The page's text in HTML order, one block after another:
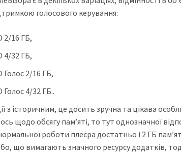
голосового керування:
2/16 ГБ,
4/32 ГБ,
Голос 2/16 ГБ,
Голос 4/32 ГБ..
з історичним, це досить зручна та цікава
щодо обсягу пам’яті, то тут однозначної
роботи плеєра достатньо і 2 ГБ
що вимагають значного ресурсу додатків,